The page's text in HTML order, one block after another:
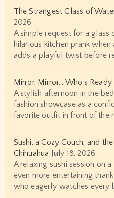
The Strangest Glass of
2026
A simple request for a glass
hilarious kitchen prank
adds a playful twist before
Mirror, Mirror… Who’s Ready
A stylish afternoon in the
fashion showcase as a
favorite outfit in front of the
Sushi, a Cozy Couch, and
Chihuahua July 18, 2026
A relaxing sushi session on
even more entertaining
who eagerly watches every